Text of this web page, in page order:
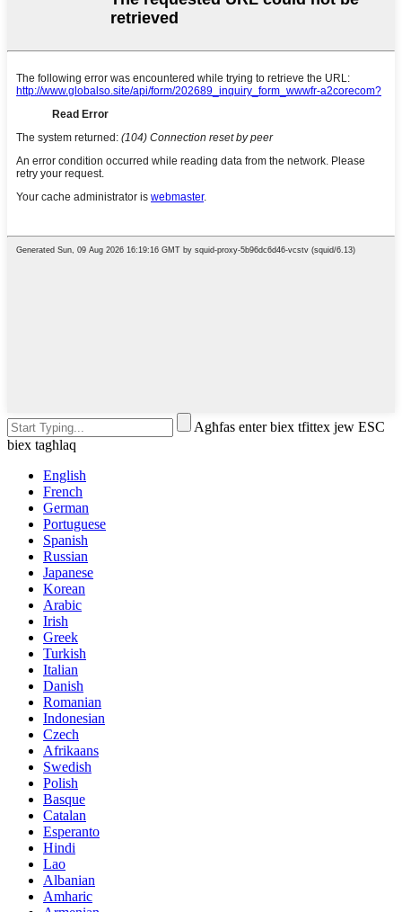
Agħfas enter biex tfittex jew ESC
biex tagħlaq
English
French
German
Portuguese
Spanish
Russian
Japanese
Korean
Arabic
Irish
Greek
Turkish
Italian
Danish
Romanian
Indonesian
Czech
Afrikaans
Swedish
Polish
Basque
Catalan
Esperanto
Hindi
Lao
Albanian
Amharic